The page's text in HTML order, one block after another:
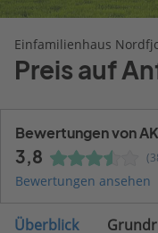
Einfamilienhaus
Preis auf
Bewertungen von
3,8
Bewertungen ansehen
Überblick